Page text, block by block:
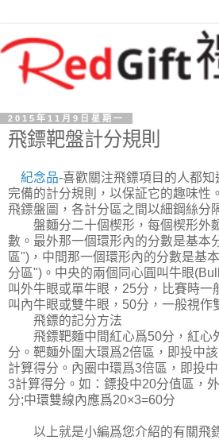
2015年11月9日星期一
飛鏢靶盤計分規則
紀念品-喜歡關注飛鏢項目的人都
完備的計分規則，以保証它的趣味性
飛鏢盤圖，各計分區之間以細鋼絲分
盤麵分二十個楔形，每個楔形外
數。最外那一個環形內的分數是基本
區")，中間那一個環形內的分數是基
分區")。中央的兩個同心圓叫牛眼
叫外牛眼或單牛眼，25分，比賽時一
叫內牛眼或雙牛眼，50分，一般視作
飛鏢的記分方法
飛鏢靶麵中間紅心爲50分，紅心
分。靶麵外圍大環爲2倍區，即投中
計算得分。內圈中環爲3倍區，即投
3計算得分。如：鏢投中20分值區，
分;中環雙線內應爲20×3=60分
以上就是小編爲您介紹的有關飛